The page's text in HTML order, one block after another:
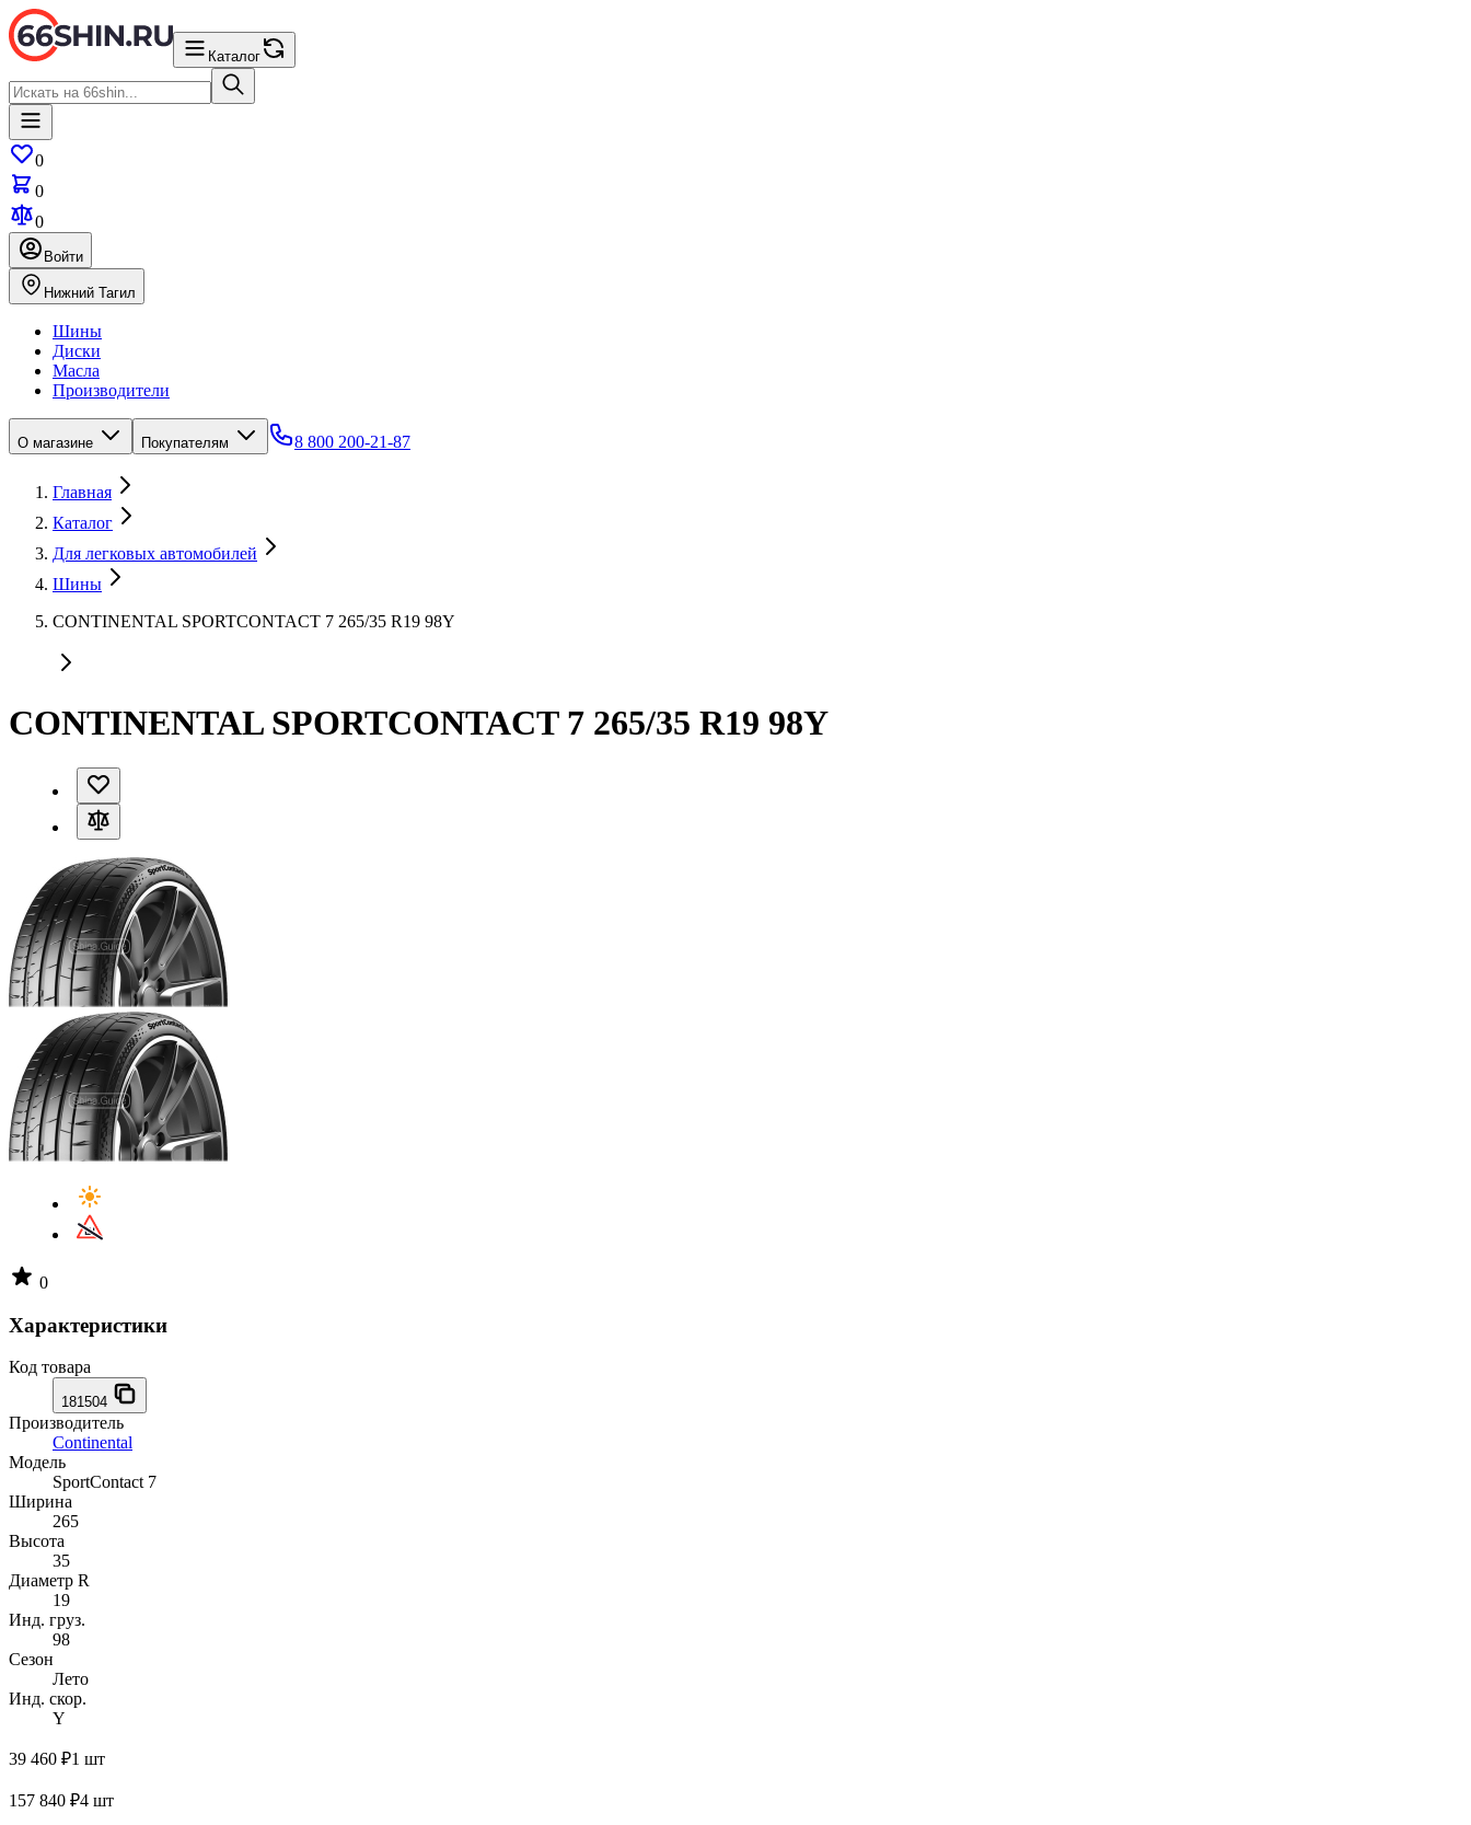
Каталог
0
0
0
Войти
Нижний Тагил
Шины
Диски
Масла
Производители
О магазине Покупателям 8 800 200-21-87
Главная
Каталог
Для легковых автомобилей
Шины
CONTINENTAL SPORTCONTACT 7 265/35 R19 98Y
CONTINENTAL SPORTCONTACT 7 265/35 R19 98Y
0
Характеристики
Код товара
181504
Производитель
Continental
Модель
SportContact 7
Ширина
265
Высота
35
Диаметр R
19
Инд. груз.
98
Сезон
Лето
Инд. скор.
Y
39 460 ₽1 шт
157 840 ₽4 шт